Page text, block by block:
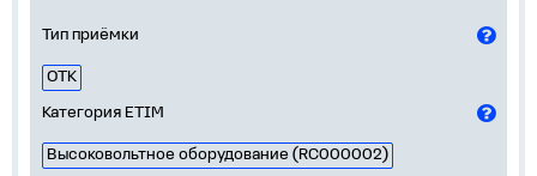
Тип приёмки
ОТК
Категория ETIM
Высоковольтное оборудование (RC000002)